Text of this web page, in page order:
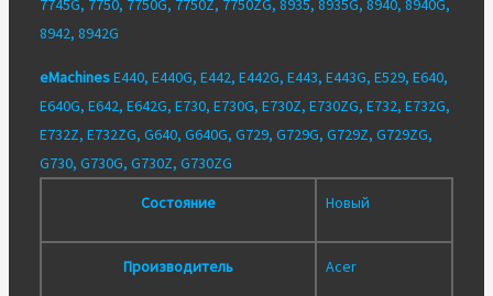
7745G, 7750, 7750G, 7750Z, 7750ZG, 8935, 8935G, 8940, 8940G,
8942, 8942G
eMachinesE440, E440G, E442, E442G, E443, E443G, E529, E640,
E640G, E642, E642G, E730, E730G, E730Z, E730ZG, E732, E732G,
E732Z, E732ZG, G640, G640G, G729, G729G, G729Z, G729ZG,
G730, G730G, G730Z, G730ZG
Состояние
Новый
Производитель Acer